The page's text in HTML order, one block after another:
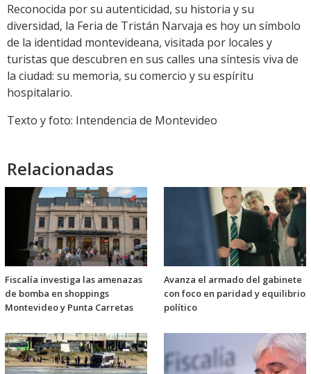
Reconocida por su autenticidad, su historia y su
diversidad, la Feria de Tristán Narvaja es hoy un símbolo
de la identidad montevideana, visitada por locales y
turistas que descubren en sus calles una síntesis viva de
la ciudad: su memoria, su comercio y su espíritu
hospitalario.
Texto y foto: Intendencia de Montevideo
Relacionadas
Fiscalía investiga las amenazas
de bomba en shoppings
Montevideo y Punta Carretas
Avanza el armado del gabinete
con foco en paridad y equilibrio
político